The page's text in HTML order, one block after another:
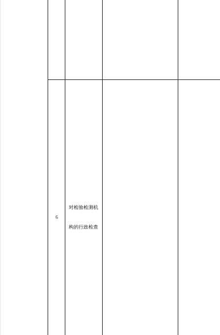
6
对检验检测机
构的行政检查